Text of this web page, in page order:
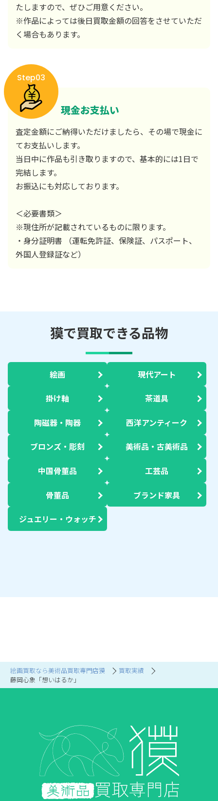
絵画買取なら美術品買取専門店獏
買取実績
藤岡心象「想いはるか」
たしますので、ぜひご用意ください。
※作品によっては後日買取金額の回答をさせていただ
く場合もあります。
Step03
現金お支払い
査定金額にご納得いただけましたら、その場で現金に
てお支払いします。
当日中に作品も引き取りますので、基本的には1日で
完結します。
お振込にも対応しております。
＜必要書類＞
※現住所が記載されているものに限ります。
・身分証明書 （運転免許証、保険証、パスポート、
外国人登録証など）
獏で買取できる品物
絵画 現代アート
掛け軸 茶道具
陶磁器・陶器 西洋アンティーク
ブロンズ・彫刻 美術品・古美術品
中国骨董品 工芸品
骨董品 ブランド家具
ジュエリー・ウォッチ